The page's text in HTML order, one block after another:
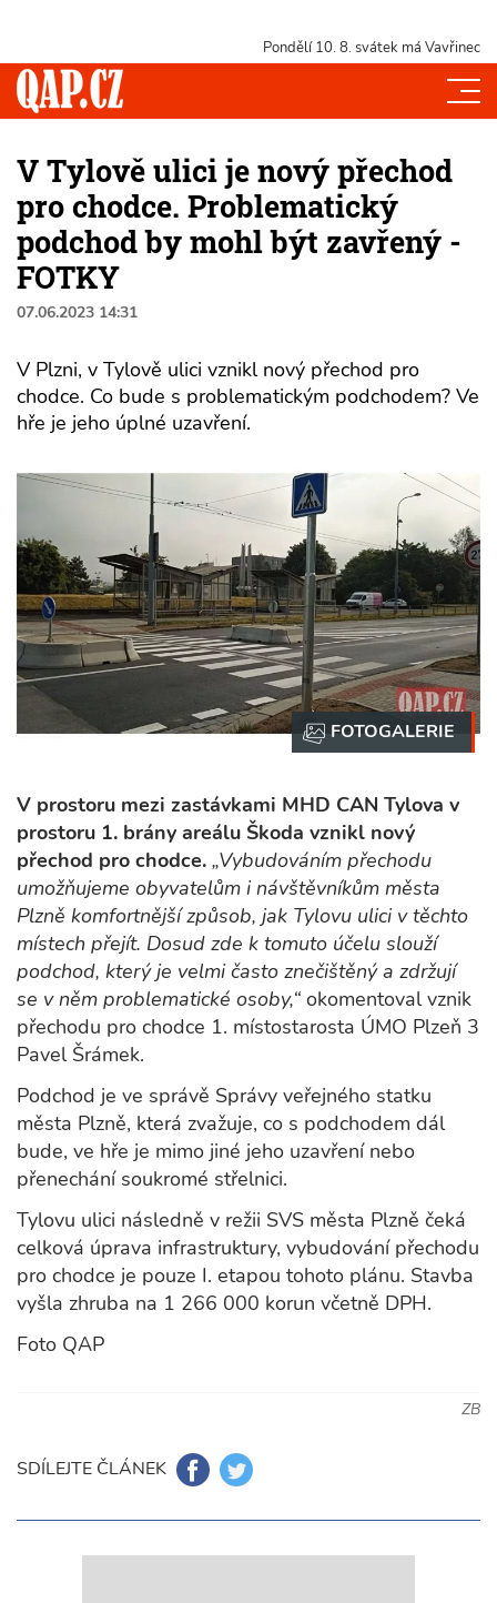
Pondělí 10. 8. svátek má Vavřinec
V Tylově ulici je nový přechod
pro chodce. Problematický
podchod by mohl být zavřený -
FOTKY
07.06.2023 14:31
V Plzni, v Tylově ulici vznikl nový přechod pro
chodce. Co bude s problematickým podchodem? Ve
hře je jeho úplné uzavření.
V prostoru mezi zastávkami MHD CAN Tylova v
prostoru 1. brány areálu Škoda vznikl nový
přechod pro chodce. „Vybudováním přechodu
umožňujeme obyvatelům i návštěvníkům města
Plzně komfortnější způsob, jak Tylovu ulici v těchto
místech přejít. Dosud zde k tomuto účelu slouží
podchod, který je velmi často znečištěný a zdržují
se v něm problematické osoby,“ okomentoval vznik
přechodu pro chodce 1. místostarosta ÚMO Plzeň 3
Pavel Šrámek.
Podchod je ve správě Správy veřejného statku
města Plzně, která zvažuje, co s podchodem dál
bude, ve hře je mimo jiné jeho uzavření nebo
přenechání soukromé střelnici.
Tylovu ulici následně v režii SVS města Plzně čeká
celková úprava infrastruktury, vybudování přechodu
pro chodce je pouze I. etapou tohoto plánu. Stavba
vyšla zhruba na 1 266 000 korun včetně DPH.
Foto QAP
ZB
SDÍLEJTE ČLÁNEK